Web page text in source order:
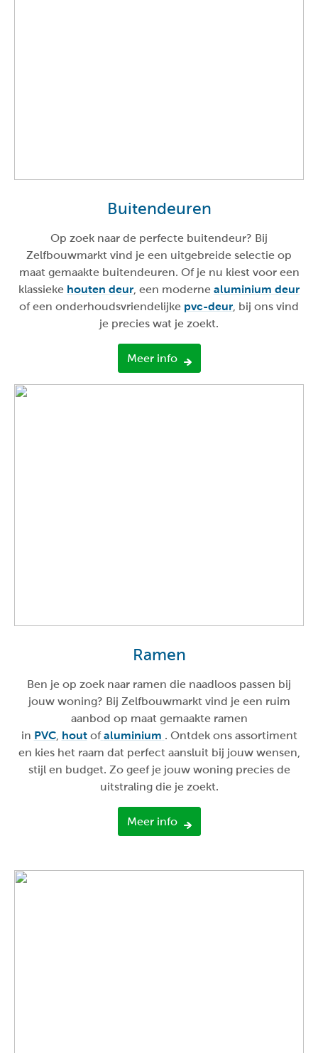
Buitendeuren
Op zoek naar de perfecte buitendeur? Bij
Zelfbouwmarkt vind je een uitgebreide selectie op
maat gemaakte buitendeuren. Of je nu kiest voor een
klassieke houten deur , een moderne aluminium deur
of een onderhoudsvriendelijke pvc-deur , bij ons vind
je precies wat je zoekt.
Meer info
Ramen
Ben je op zoek naar ramen die naadloos passen bij
jouw woning? Bij Zelfbouwmarkt vind je een ruim
aanbod op maat gemaakte ramen
in PVC, houtof aluminium . Ontdek ons assortiment
en kies het raam dat perfect aansluit bij jouw wensen,
stijl en budget. Zo geef je jouw woning precies de
uitstraling die je zoekt.
Meer info